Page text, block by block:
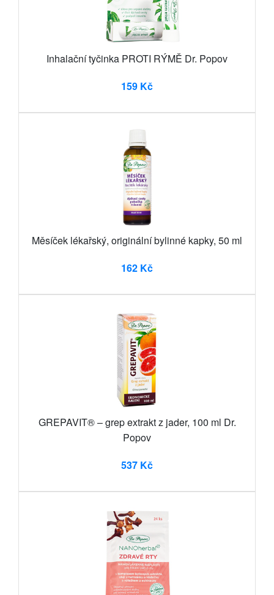
Inhalační tyčinka PROTI RÝMĚ Dr. Popov
159 Kč
Měsíček lékařský, originální bylinné kapky, 50 ml
162 Kč
GREPAVIT® – grep extrakt z jader, 100 ml Dr.
Popov
537 Kč